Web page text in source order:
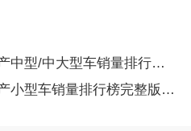
/中大型车销量排行榜完整版名单
型车销量排行榜完整版名单